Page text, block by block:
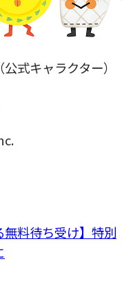
式キャラクター）
料待ち受け】特別